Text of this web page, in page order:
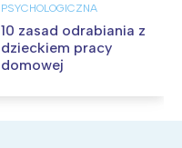
PSYCHOLOGICZNA
10 zasad odrabiania z
dzieckiem pracy
domowej